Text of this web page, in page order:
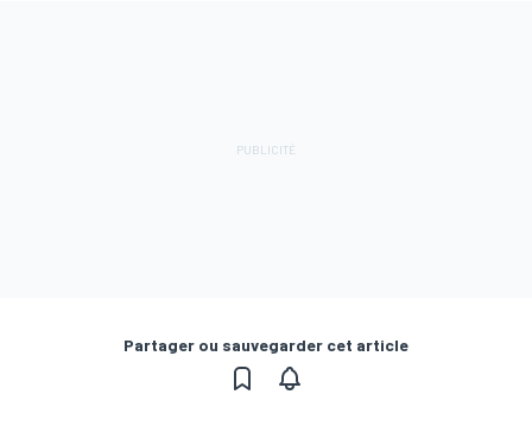
Partager ou sauvegarder cet article